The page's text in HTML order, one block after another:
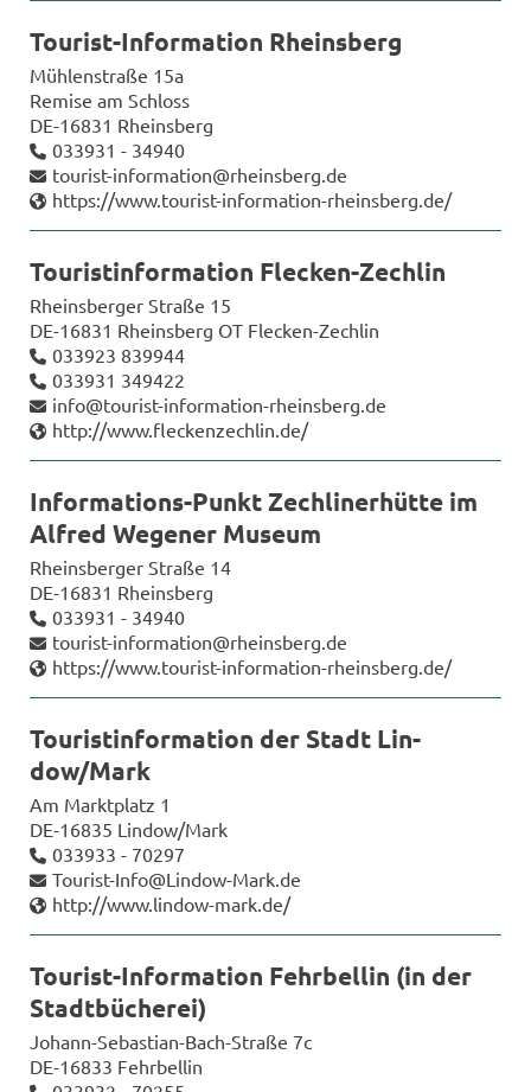
Tourist-​Information Rheins­berg
Müh­len­stra­ße 15a
Re­mi­se am Schloss
DE-​16831 Rheins­berg
033931 - 34940
tourist-​information@rheins­berg.de
https://www.tourist-​information-rheinsberg.de/
Tou­rist­infor­ma­ti­on Flecken-​Zechlin
Rheins­ber­ger Stra­ße 15
DE-​16831 Rheins­berg OT Flecken-​Zechlin
033923 839944
033931 349422
info@tourist-​information-rheinsberg.de
http://www.fle­cken­zech­lin.de/
Informations-​Punkt Zech­li­ner­hüt­te im
Al­fred We­ge­ner Mu­se­um
Rheins­ber­ger Stra­ße 14
DE-​16831 Rheins­berg
033931 - 34940
tourist-​information@rheins­berg.de
https://www.tourist-​information-rheinsberg.de/
Tou­rist­infor­ma­ti­on der Stadt Lin­
dow/Mark
Am Markt­platz 1
DE-​16835 Lin­dow/Mark
033933 - 70297
Tourist-​Info@Lindow-​Mark.de
http://www.lindow-​mark.de/
Tourist-​Information Fehr­bel­lin (in der
Stadt­bü­che­rei)
Johann-​Sebastian-Bach-Straße 7c
DE-​16833 Fehr­bel­lin